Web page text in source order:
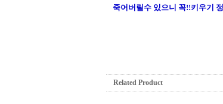
죽어버릴수 있으니 꼭!!키우기
Related Product